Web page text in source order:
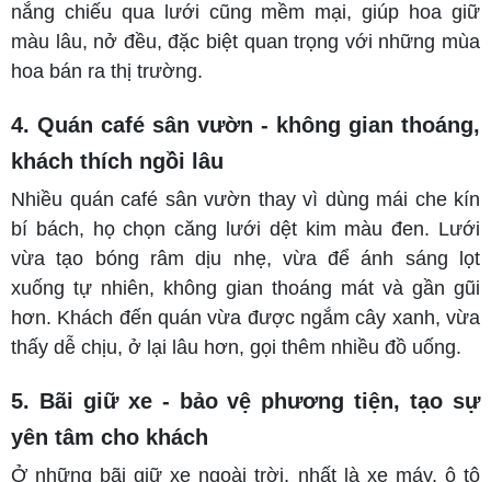
nắng chiếu qua lưới cũng mềm mại, giúp hoa giữ
màu lâu, nở đều, đặc biệt quan trọng với những mùa
hoa bán ra thị trường.
4. Quán café sân vườn - không gian thoáng,
khách thích ngồi lâu
Nhiều quán café sân vườn thay vì dùng mái che kín
bí bách, họ chọn căng lưới dệt kim màu đen. Lưới
vừa tạo bóng râm dịu nhẹ, vừa để ánh sáng lọt
xuống tự nhiên, không gian thoáng mát và gần gũi
hơn. Khách đến quán vừa được ngắm cây xanh, vừa
thấy dễ chịu, ở lại lâu hơn, gọi thêm nhiều đồ uống.
5. Bãi giữ xe - bảo vệ phương tiện, tạo sự
yên tâm cho khách
Ở những bãi giữ xe ngoài trời, nhất là xe máy, ô tô